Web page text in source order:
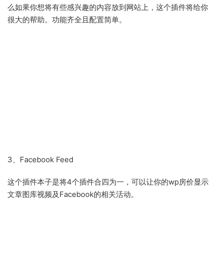
么如果你想将有些感兴趣的内容放到网站上，这个插件将给你
很大的帮助。功能齐全且配置简单。
3、Facebook Feed
这个插件本子是将4个插件合四为一，可以让你的wp房价显示
文章图库视频及Facebook的相关活动。